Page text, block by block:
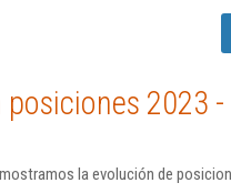
posiciones 2023
la evolución de